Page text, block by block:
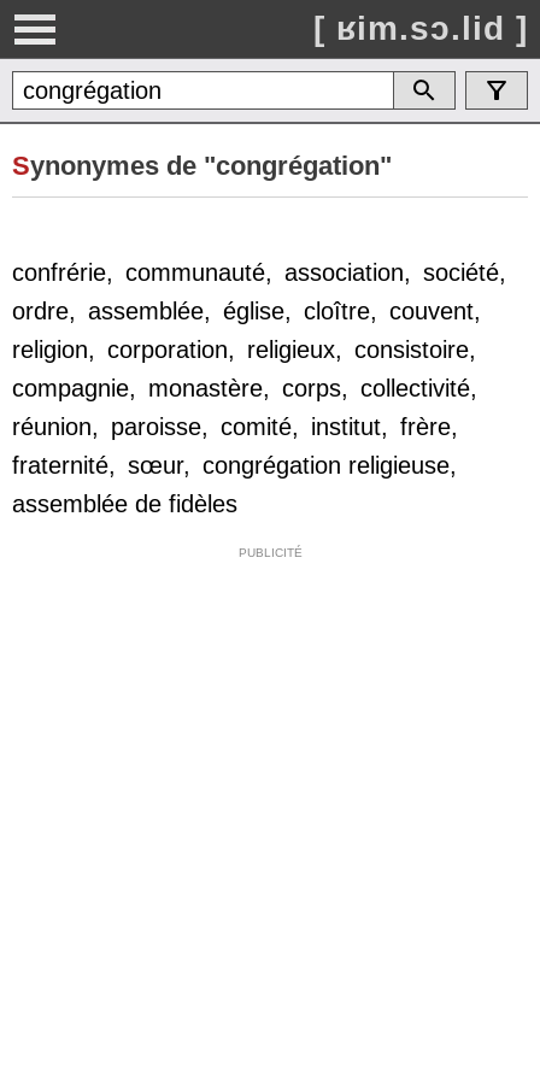
[ ʁim.sɔ.lid ]
Synonymes de "congrégation"
confrérie, communauté, association, société,
ordre, assemblée, église, cloître, couvent,
religion, corporation, religieux, consistoire,
compagnie, monastère, corps, collectivité,
réunion, paroisse, comité, institut, frère,
fraternité, sœur, congrégation religieuse,
assemblée de fidèles
PUBLICITÉ